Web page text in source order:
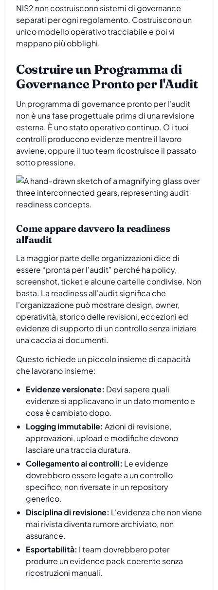
NIS2 non costruiscono sistemi di governance
separati per ogni regolamento. Costruiscono un
unico modello operativo tracciabile e poi vi
mappano più obblighi.
Costruire un Programma di
Governance Pronto per l'Audit
Un programma di governance pronto per l'audit
non è una fase progettuale prima di una revisione
esterna. È uno stato operativo continuo. O i tuoi
controlli producono evidenze mentre il lavoro
avviene, oppure il tuo team ricostruisce il passato
sotto pressione.
Come appare davvero la readiness
all'audit
La maggior parte delle organizzazioni dice di
essere “pronta per l'audit” perché ha policy,
screenshot, ticket e alcune cartelle condivise. Non
basta. La readiness all'audit significa che
l'organizzazione può mostrare design, owner,
operatività, storico delle revisioni, eccezioni ed
evidenze di supporto di un controllo senza iniziare
una caccia ai documenti.
Questo richiede un piccolo insieme di capacità
che lavorano insieme:
Evidenze versionate: Devi sapere quali
evidenze si applicavano in un dato momento e
cosa è cambiato dopo.
Logging immutabile: Azioni di revisione,
approvazioni, upload e modifiche devono
lasciare una traccia duratura.
Collegamento ai controlli: Le evidenze
dovrebbero essere legate a un controllo
specifico, non riversate in un repository
generico.
Disciplina di revisione: L'evidenza che non viene
mai rivista diventa rumore archiviato, non
assurance.
Esportabilità: I team dovrebbero poter
produrre un evidence pack coerente senza
ricostruzioni manuali.